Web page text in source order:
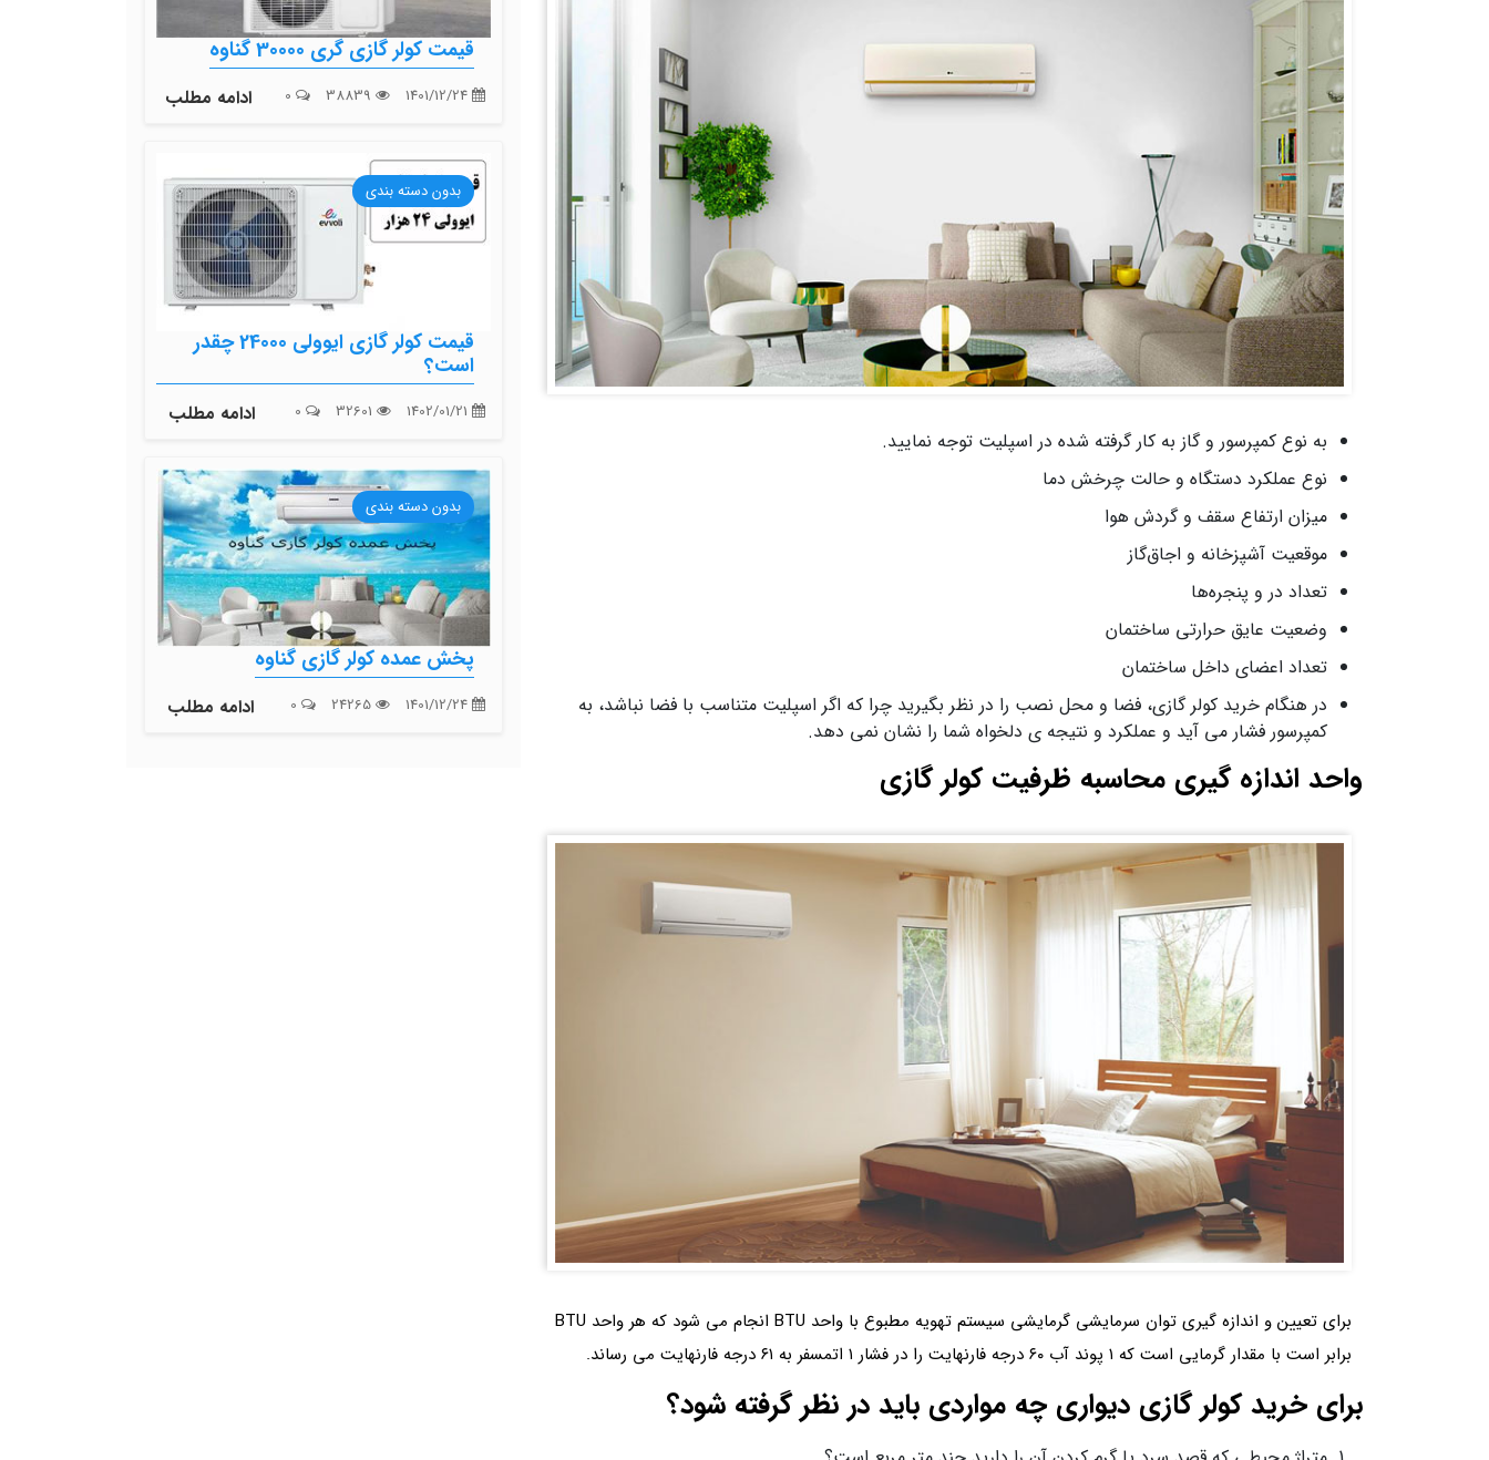
به نوع کمپرسور و گاز به کار گرفته شده در اسپلیت توجه نمایید.
نوع عملکرد دستگاه و حالت چرخش دما
میزان ارتفاع سقف و گردش هوا
موقعیت آشپزخانه و اجاق‌گاز
تعداد در و پنجره‌ها
وضعیت عایق حرارتی ساختمان
تعداد اعضای داخل ساختمان
در هنگام خرید کولر گازی، فضا و محل نصب را در نظر بگیرید چرا که اگر اسپلیت متناسب با فضا نباشد، به
کمپرسور فشار می آید و عملکرد و نتیجه ی دلخواه شما را نشان نمی دهد.
واحد اندازه گیری محاسبه ظرفیت کولر گازی
برای تعیین و اندازه گیری توان سرمایشی گرمایشی سیستم‌ تهویه مطبوع با واحد BTU انجام می شود که هر واحد BTU
برابر است با مقدار گرمایی است که ۱ پوند آب ۶۰ درجه فارنهایت را در فشار ۱ اتمسفر به ۶۱ درجه فارنهایت می رساند.
برای خرید کولر گازی دیواری چه مواردی باید در نظر گرفته شود؟
قیمت کولر گازی گری 30000 گناوه
ادامه مطلب
بدون دسته بندی
قیمت کولر گازی ایوولی 24000 چقدر
است؟
ادامه مطلب
بدون دسته بندی
پخش عمده کولر گازی گناوه
ادامه مطلب